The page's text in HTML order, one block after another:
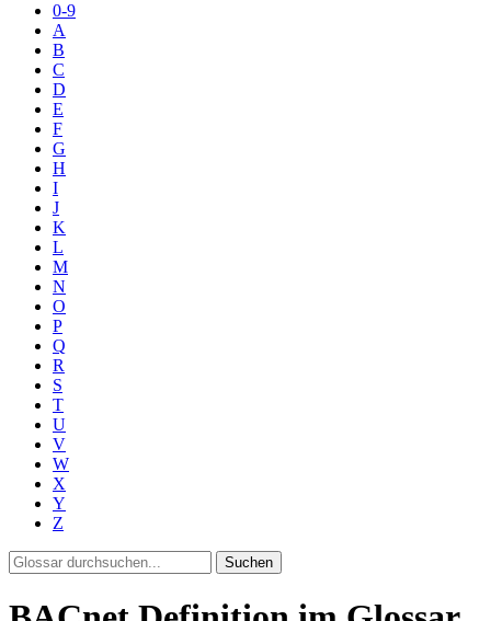
0-9
A
B
C
D
E
F
G
H
I
J
K
L
M
N
O
P
Q
R
S
T
U
V
W
X
Y
Z
Suchen